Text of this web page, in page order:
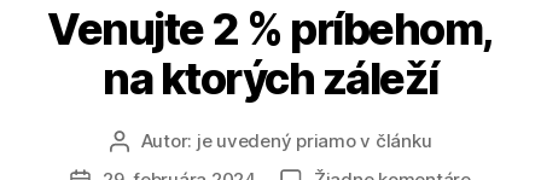
Venujte 2 % príbehom,
na ktorých záleží
Autor
článku
Autor: je uvedený priamo v článku